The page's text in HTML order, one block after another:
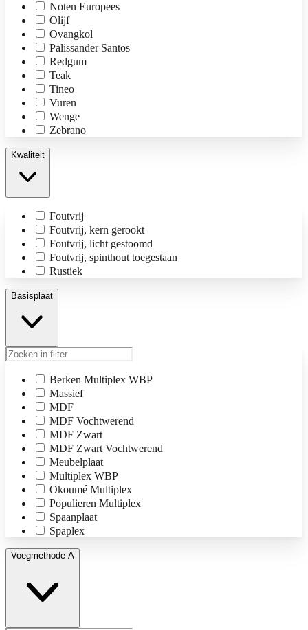
Noten Europees
Olijf
Ovangkol
Palissander Santos
Redgum
Teak
Tineo
Vuren
Wenge
Zebrano
Kwaliteit
Foutvrij
Foutvrij, kern gerookt
Foutvrij, licht gestoomd
Foutvrij, spinthout toegestaan
Rustiek
Basisplaat
Berken Multiplex WBP
Massief
MDF
MDF Vochtwerend
MDF Zwart
MDF Zwart Vochtwerend
Meubelplaat
Multiplex WBP
Okoumé Multiplex
Populieren Multiplex
Spaanplaat
Spaplex
Voegmethode A